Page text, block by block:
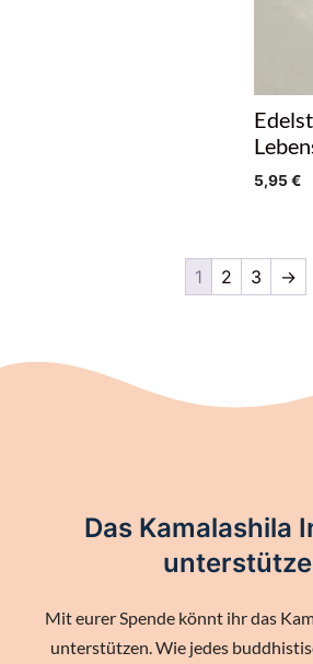
5,95€
1 2 3 →
Das Kamalashila
Mit eurer Spende könnt ihr das
unterstützen. Wie jedes